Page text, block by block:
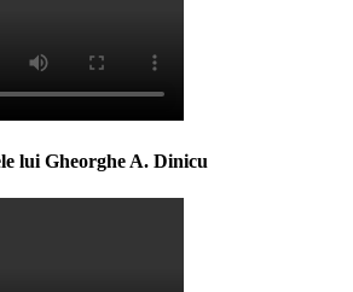
lui Gheorghe A. Dinicu